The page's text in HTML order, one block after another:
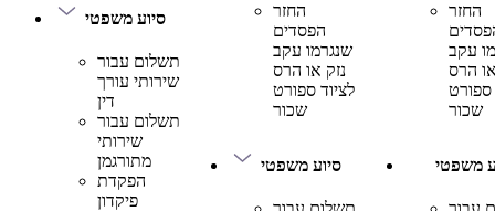
סיוע משפטי
תשלום עבור
שירותי עורך
דין
תשלום עבור
שירותי
מתורגמן
הפקדת
פיקדון
החזר
הפסדים
שנגרמו עקב
נזק או הרס
לציוד ספורט
שכור
סיוע משפטי
החזר
עקב
הרס
ספורט
שכור
משפטי